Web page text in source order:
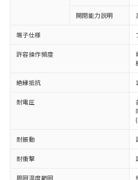
開閉能力説明
端子仕様
許容操作頻度
絶縁抵抗
耐電圧
耐振動
耐衝撃
周囲温度範囲
以下の条件をお読みいただき
本サービスは、当社制
商品の当社在庫状況お
(税抜)を提供させてい
当社制御機器事業取扱
本サービスの対象外と
ことをご了承ください。
在庫状況および標準価
記載している更新日時
タに基づき作成される
覧された時点での実際
準価格とは異なる場合
対応予定なし：EU RoHS指
定はありません。
調査・確認中：EU RoHS指
非含有の対応状況を調査中ま
非該当品：ライセンス料など
害物質有無と関係のない商品
仕入先様の事情により、非含
いたものが、含有品と判明し
むを得ず変更することがあり
鉛(Pb) 1000ppm以下、 水銀(Hg)
六価クロム(Cr(Ⅵ)) 1000ppm以下、
類(PBB) 1000ppm以下、ポリ臭化ジ
(PBDE) 1000ppm以下、フタル酸ビス
※1 中国RoHS○×表
「○」：最大均質材料含有率
基準値以下であることを示し
「×」：最大均質材料含有率
基準値を超えていることを示
「－」：未確認です。当社販
Cr(Ⅵ)(六価クロム) : 1000ppm、
ニル類) : 1000ppm、 PBDEs(ポリ臭
当社は、これら貴社製
為替および外国貿易法に
（以下｢規制貨物等」
または国外への提供す
国政府の輸出許可(また
可)を取得するなどの必
○ 一定数以上の在庫